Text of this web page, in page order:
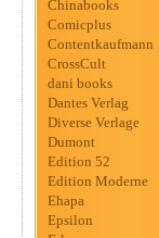
Chinabooks
Comicplus
Contentkaufmann
CrossCult
dani books
Dantes Verlag
Diverse Verlage
Dumont
Edition 52
Edition Moderne
Ehapa
Epsilon